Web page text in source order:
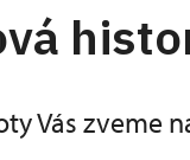
Vás zveme